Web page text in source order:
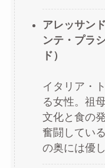
アレッサン
ンテ・プラ
ド）
イタリア・
る女性。祖
文化と食の
奮闘してい
の奥には優